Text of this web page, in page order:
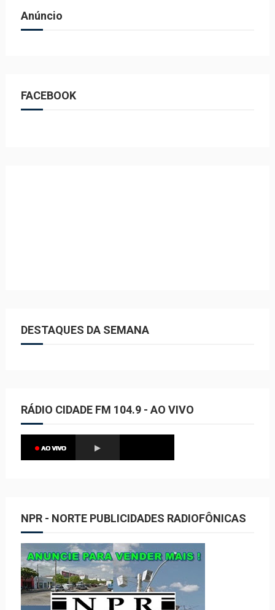
Anúncio
FACEBOOK
DESTAQUES DA SEMANA
RÁDIO CIDADE FM 104.9 - AO VIVO
NPR - NORTE PUBLICIDADES RADIOFÔNICAS